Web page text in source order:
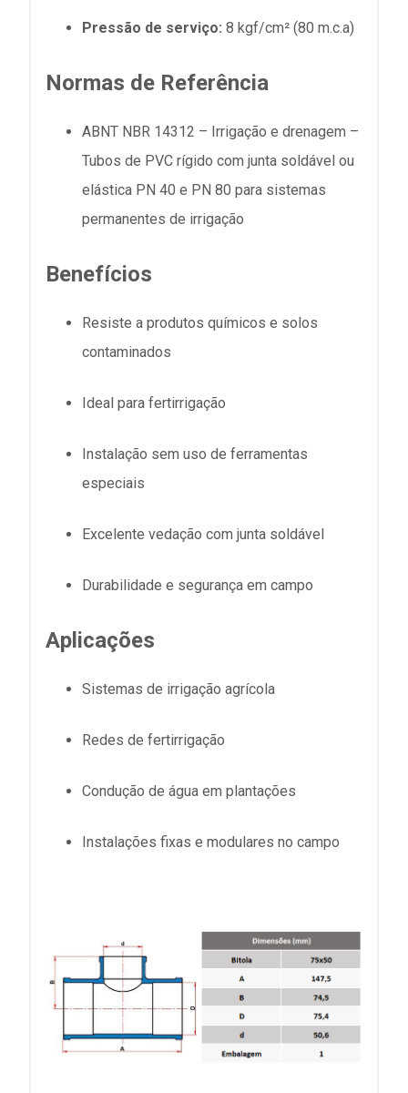
Pressão de serviço: 8 kgf/cm² (80 m.c.a)
Normas de Referência
ABNT NBR 14312 – Irrigação e drenagem –
Tubos de PVC rígido com junta soldável ou
elástica PN 40 e PN 80 para sistemas
permanentes de irrigação
Benefícios
Resiste a produtos químicos e solos
contaminados
Ideal para fertirrigação
Instalação sem uso de ferramentas
especiais
Excelente vedação com junta soldável
Durabilidade e segurança em campo
Aplicações
Sistemas de irrigação agrícola
Redes de fertirrigação
Condução de água em plantações
Instalações fixas e modulares no campo